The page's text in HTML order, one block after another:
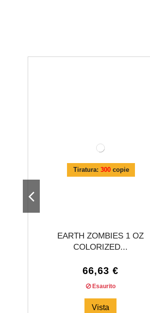
Tiratura: 300copie
EARTH ZOMBIES 1 OZ
COLORIZED...
66,63 €
Esaurito
Vista